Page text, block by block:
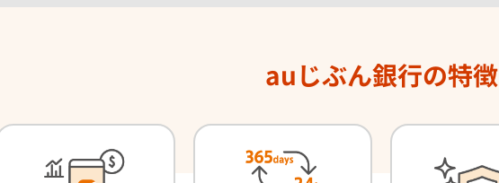
auじぶん銀行の特徴